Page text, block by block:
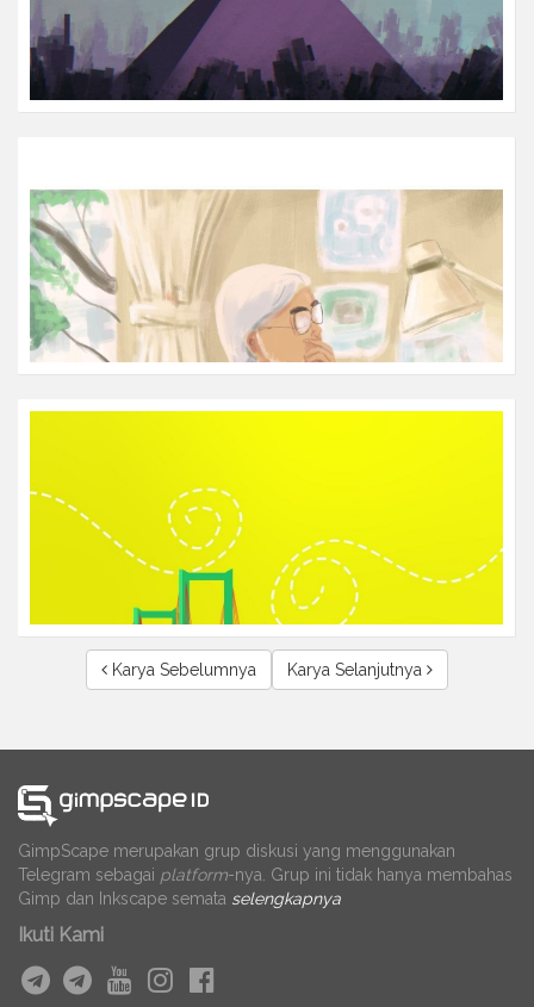
Karya Sebelumnya Karya Selanjutnya
GimpScape merupakan grup diskusi yang menggunakan
Telegram sebagai platform-nya. Grup ini tidak hanya membahas
Gimp dan Inkscape semata selengkapnya
Ikuti Kami